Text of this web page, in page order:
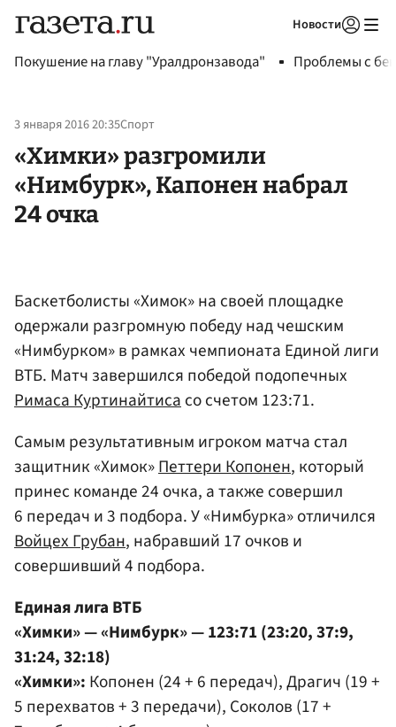
Новости
Покушение на главу "Уралдронзавода" Проблемы с
3 января 2016 20:35Спорт
«Химки» разгромили
«Нимбурк», Капонен набрал
24 очка
Баскетболисты «Химок» на своей площадке
одержали разгромную победу над чешским
«Нимбурком» в рамках чемпионата Единой лиги
ВТБ. Матч завершился победой подопечных
Римаса Куртинайтисасо счетом 123:71.
Самым результативным игроком матча стал
защитник «Химок»Петтери Копонен, который
принес команде 24 очка, а также совершил
6 передач и 3 подбора. У «Нимбурка» отличился
Войцех Грубан, набравший 17 очков и
совершивший 4 подбора.
Единая лига ВТБ
«Химки» — «Нимбурк» — 123:71 (23:20, 37:9,
31:24, 32:18)
«Химки»: Копонен (24 + 6 передач), Драгич (19 +
5 перехватов + 3 передачи), Соколов (17 +